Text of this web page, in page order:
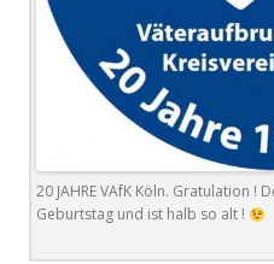
20 JAHRE VAfK Köln. Gratulation !
Geburtstag und ist halb so alt !